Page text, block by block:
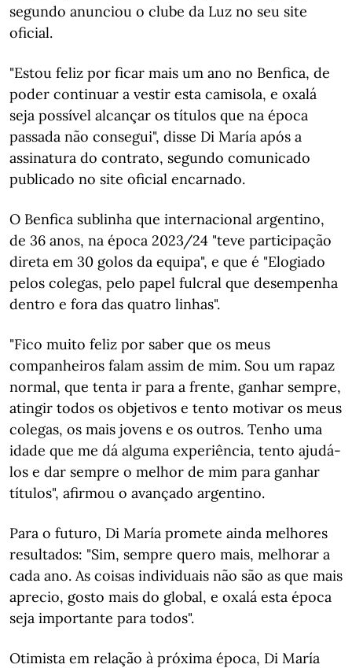
segundo anunciou o clube da Luz no seu site
oficial.
"Estou feliz por ficar mais um ano no Benfica, de
poder continuar a vestir esta camisola, e oxalá
seja possível alcançar os títulos que na época
passada não consegui", disse Di María após a
assinatura do contrato, segundo comunicado
publicado no site oficial encarnado.
O Benfica sublinha que internacional argentino,
de 36 anos, na época 2023/24 "teve participação
direta em 30 golos da equipa", e que é "Elogiado
pelos colegas, pelo papel fulcral que desempenha
dentro e fora das quatro linhas".
"Fico muito feliz por saber que os meus
companheiros falam assim de mim. Sou um rapaz
normal, que tenta ir para a frente, ganhar sempre,
atingir todos os objetivos e tento motivar os meus
colegas, os mais jovens e os outros. Tenho uma
idade que me dá alguma experiência, tento ajudá-
los e dar sempre o melhor de mim para ganhar
títulos", afirmou o avançado argentino.
Para o futuro, Di María promete ainda melhores
resultados: "Sim, sempre quero mais, melhorar a
cada ano. As coisas individuais não são as que mais
aprecio, gosto mais do global, e oxalá esta época
seja importante para todos".
Otimista em relação à próxima época, Di María